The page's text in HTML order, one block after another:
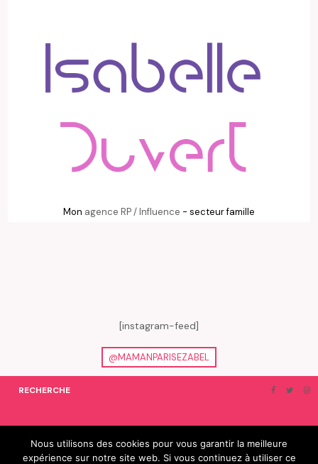
Mon agence RP / Influence - secteur famille
[instagram-feed]
@MAMANPARISEZABEL
RECHERCHE
ON EN PARLE… BLOGROLL
Nous utilisons des cookies pour vous garantir la meilleure
expérience sur notre site web. Si vous continuez à utiliser ce